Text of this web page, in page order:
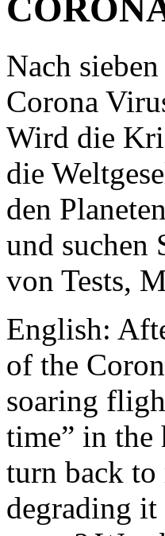
Nach
Corona
Wird die
die
den
und suchen
von Tests,
English:
of the
soaring
time” in
turn back to
degrading it